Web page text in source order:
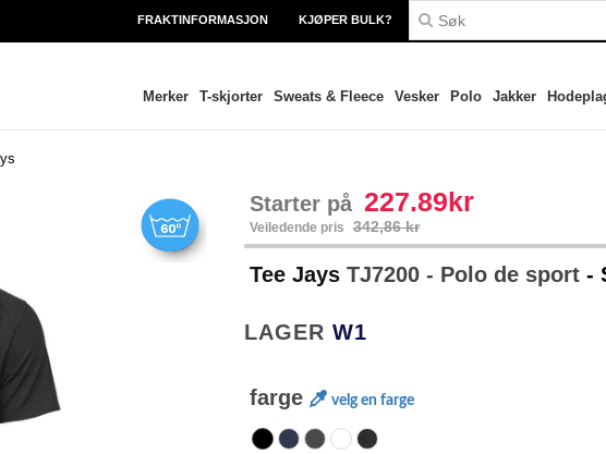
FRAKTINFORMASJON KJØPER BULK?
Merker T-skjorter Sweats & Fleece Vesker Polo Jakker
Starter på 227.89kr
Veiledende pris 342,86 kr
Tee Jays TJ7200 - Polo de sport -
LAGER W1
farge velg en farge